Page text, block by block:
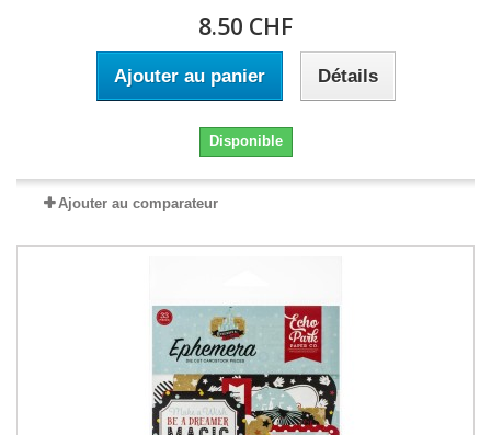
8.50 CHF
Ajouter au panier Détails
Disponible
Ajouter au comparateur